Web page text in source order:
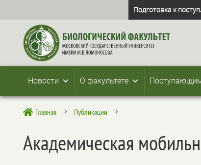
Подготовка к
Новости О факультете
 Главная 5 Публикации 5
Академическая